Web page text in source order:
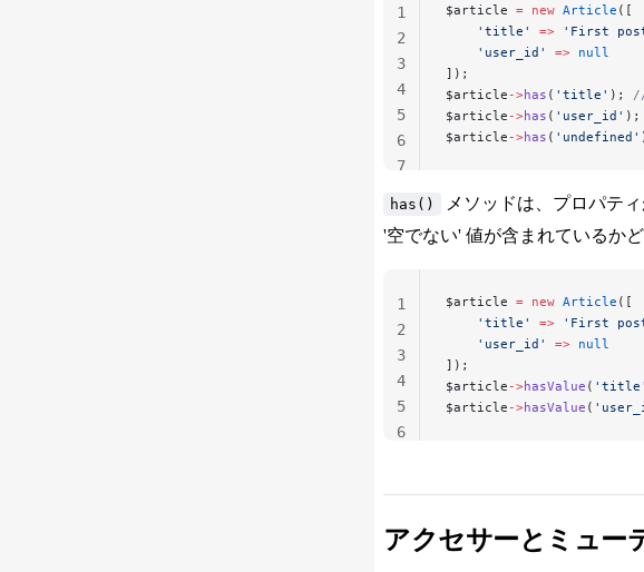
$article = new Article ([
    'title'
=> 'First
    'user_id'
=> null
]);
$article ->has ( 'title' );
$article ->has ( 'user_id' );
$article ->has ( 'undefined'
1
2
3
4
5
6
7
has() メソッドは、プロパテ
'空でない' 値が含まれているか
$article = new Article ([
    'title'
=> 'First
    'user_id'
=> null
]);
$article ->hasValue ( 'title'
$article ->hasValue (
1
2
3
4
5
6
アクセサーとミュー